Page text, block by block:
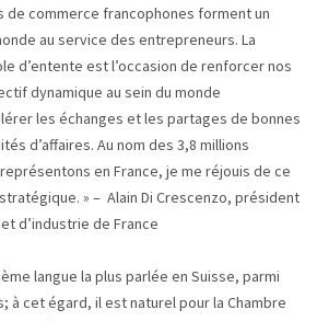
de commerce francophones forment un
au service des entrepreneurs. La
d’entente est l’occasion de renforcer nos
dynamique au sein du monde
les échanges et les partages de bonnes
d’affaires. Au nom des 3,8 millions
en France, je me réjouis de ce
» – Alain Di Crescenzo, président
d’industrie de France
langue la plus parlée en Suisse, parmi
à cet égard, il est naturel pour la Chambre